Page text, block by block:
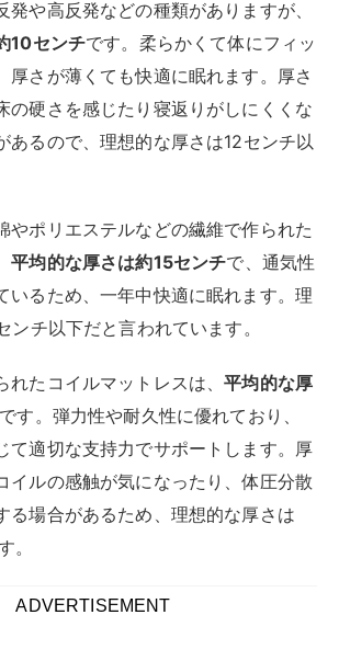
発や高反発などの種類がありますが、
10センチです。柔らかくて体にフィッ
厚さが薄くても快適に眠れます。厚さ
の硬さを感じたり寝返りがしにくくな
あるので、理想的な厚さは12センチ以
やポリエステルなどの繊維で作られた
平均的な厚さは約15センチで、通気性
いるため、一年中快適に眠れます。理
ンチ以下だと言われています。
れたコイルマットレスは、平均的な厚
です。弾力性や耐久性に優れており、
て適切な支持力でサポートします。厚
イルの感触が気になったり、体圧分散
る場合があるため、理想的な厚さは
。